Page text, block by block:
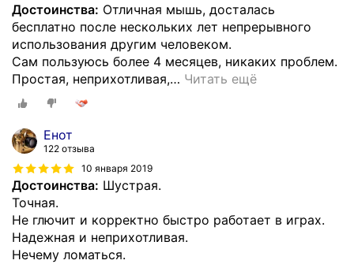
Достоинства: Отличная мышь, досталась
бесплатно после нескольких лет непрерывного
использования другим человеком.
Сам пользуюсь более 4 месяцев, никаких проблем.
Простая, неприхотливая,… Читать ещё
Енот
122 отзыва
10 января 2019
Достоинства: Шустрая.
Точная.
Не глючит и корректно быстро работает в играх.
Надежная и неприхотливая.
Нечему ломаться.